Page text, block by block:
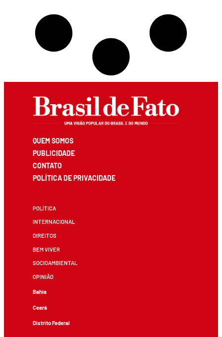
QUEM SOMOS
PUBLICIDADE
CONTATO
POLÍTICA DE PRIVACIDADE
POLÍTICA
INTERNACIONAL
DIREITOS
BEM VIVER
SOCIOAMBIENTAL
OPINIÃO
Bahia
Ceará
Distrito Federal